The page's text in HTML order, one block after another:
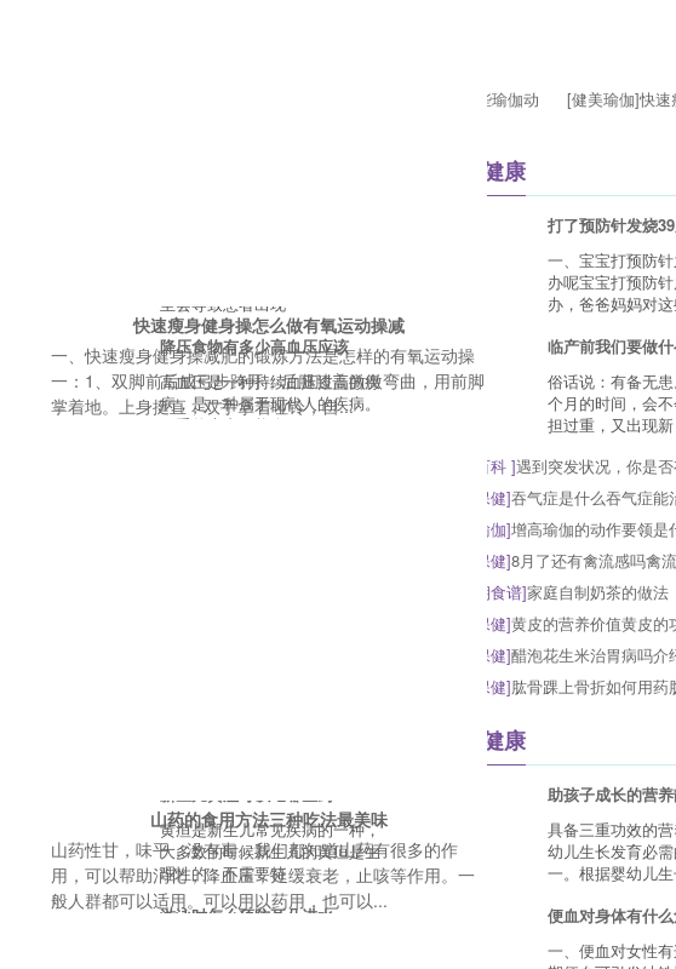
快速瘦身健身操怎么做有氧运动操减
一、快速瘦身健身操减肥的锻炼方法是怎样的有氧运动操
一：1、双脚前后成弓步跨开，后腿膝盖微微弯曲，用前脚
掌着地。上身挺直，双手拿着哑铃，自...
山药的食用方法三种吃法最美味
山药性甘，味平，没有毒。我们都知道山药有很多的作
用，可以帮助消化，降血压，延缓衰老，止咳等作用。一
般人群都可以适用。可以用以药用，也可以...
[健美瑜伽]夏季适合练哪些瑜伽动
[健美瑜伽]快
至会导致患者出现
降压食物有多少高血压应该
高血压是一种持续血压过高的疾
病，是一种属于现代人的疾病。
严重的患者可能会
妈咪健康
打了预防针发烧
一、宝宝打预防
办呢宝宝打预防
办，爸爸妈妈对
临产前我们要做
俗话说：有备无
个月的时间，会
担过重，又出现新
健身百科 ]遇到突发状况，你是
生活保健]吞气症是什么吞气症能
健美瑜伽]增高瑜伽的动作要领是
生活保健]8月了还有禽流感吗禽
浦乳期食谱]家庭自制奶茶的做法
生活保健]黄皮的营养价值黄皮的
生活保健]醋泡花生米治胃病吗介
生活保健]肱骨踝上骨折如何用药
黄疸是新生儿常见疾病的一种，
大多数的时候新生儿的黄疸是生
理性的，不需要特
游泳时怎么预防耳朵进水
宝贝健康
助孩子成长的营
具备三重功效的
幼儿生长发育必
一。根据婴幼儿
便血对身体有什
一、便血对女性